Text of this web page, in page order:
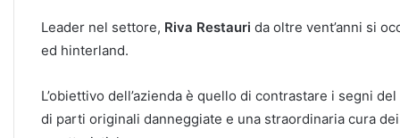
Leader nel settore, Riva Restauri da oltre vent’anni si
ed hinterland.
L’obiettivo dell’azienda è quello di contrastare i segni
di parti originali danneggiate e una straordinaria cura